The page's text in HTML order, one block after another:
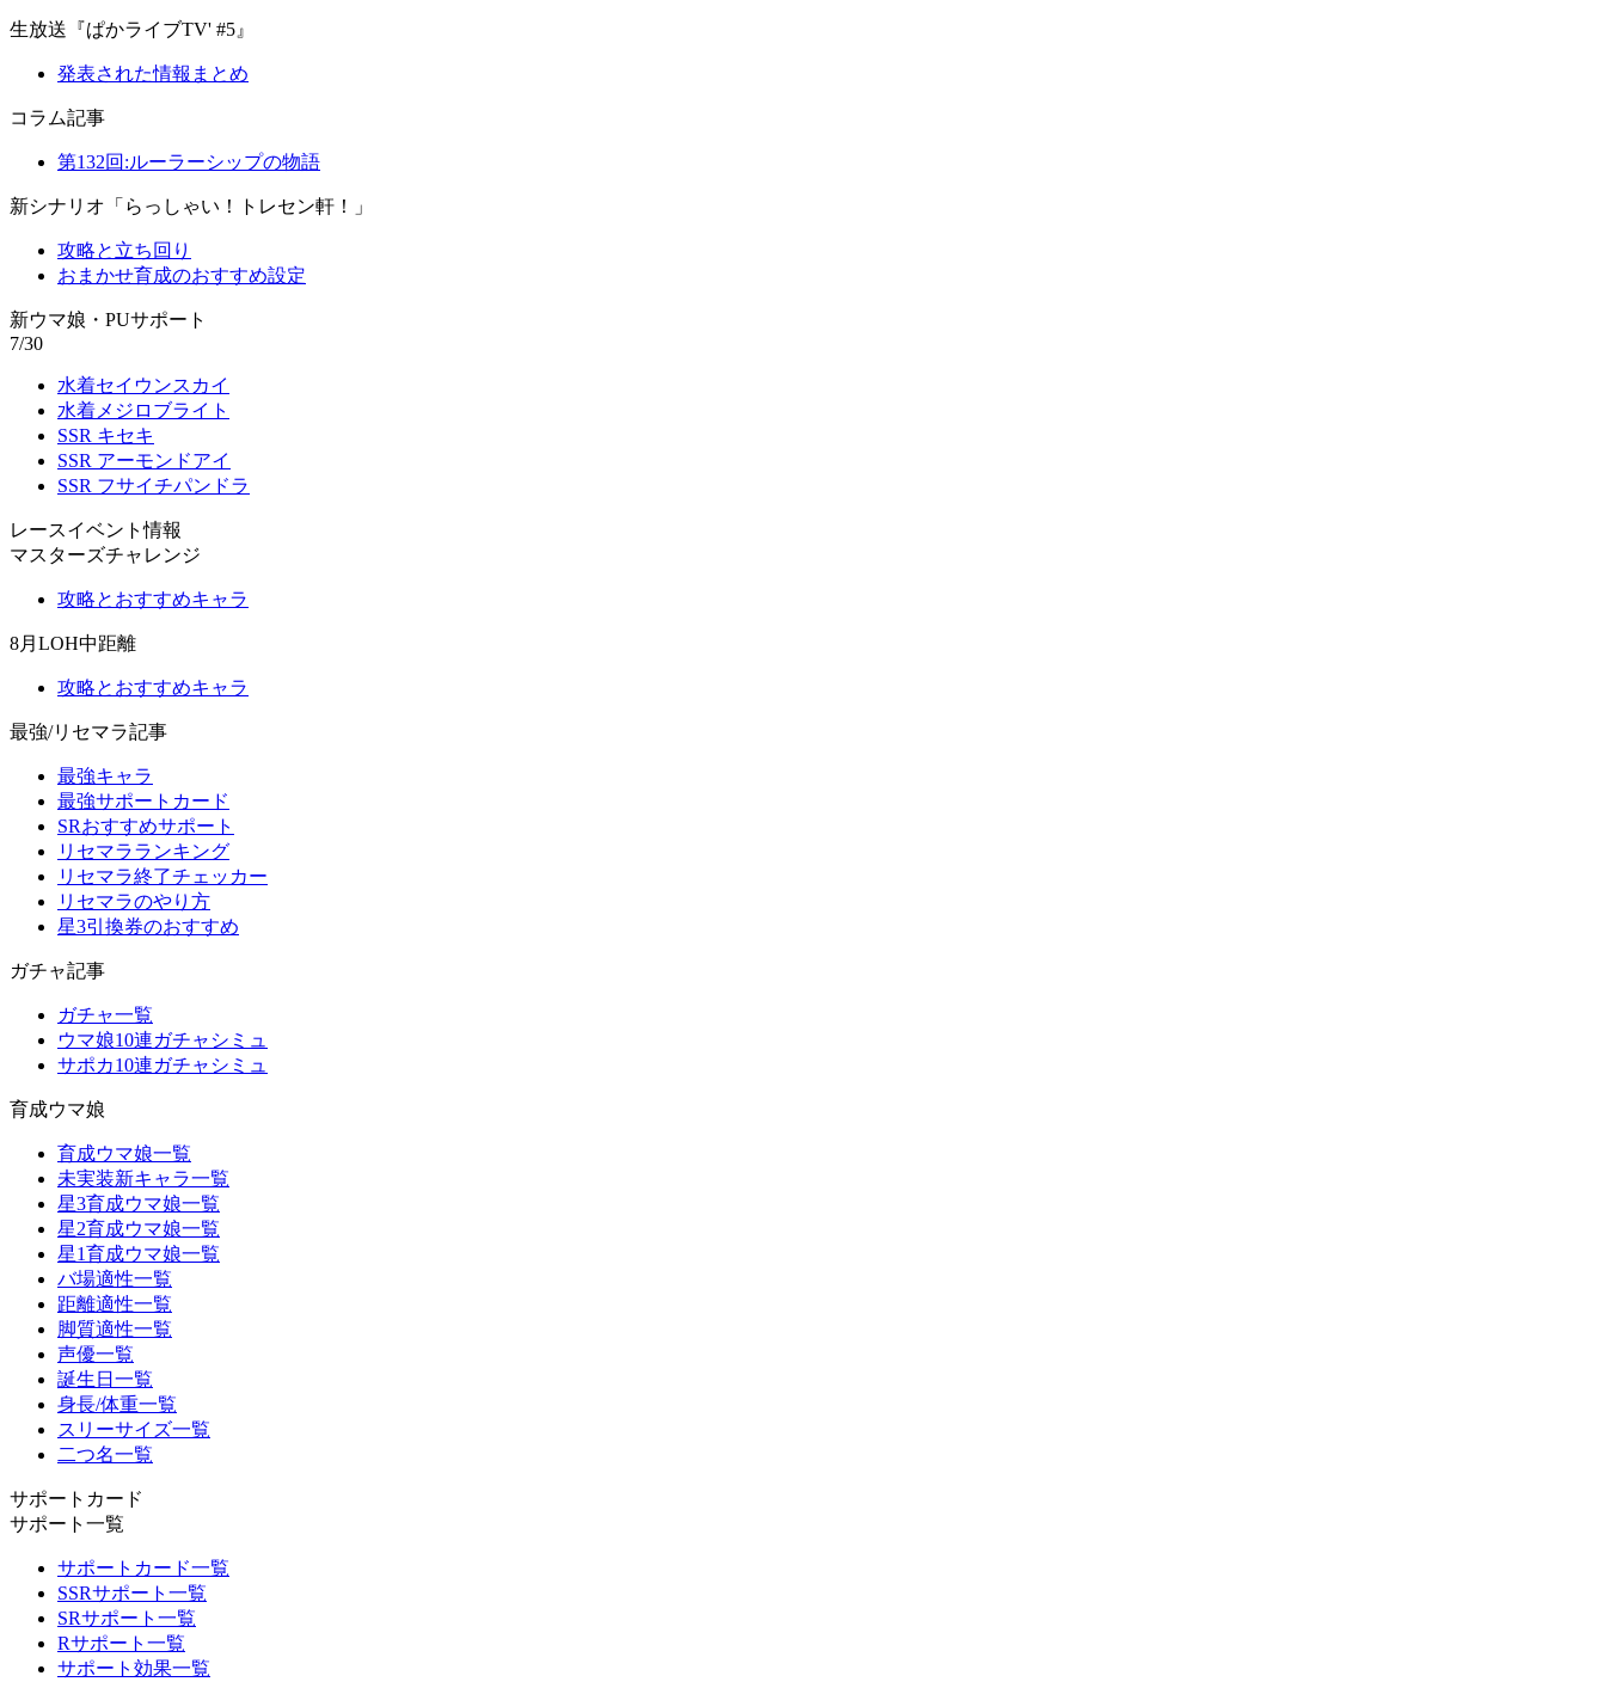
生放送『ぱかライブTV' #5』
発表された情報まとめ
コラム記事
第132回:ルーラーシップの物語
新シナリオ「らっしゃい！トレセン軒！」
攻略と立ち回り
おまかせ育成のおすすめ設定
新ウマ娘・PUサポート
7/30
水着セイウンスカイ
水着メジロブライト
SSR キセキ
SSR アーモンドアイ
SSR フサイチパンドラ
レースイベント情報
マスターズチャレンジ
攻略とおすすめキャラ
8月LOH中距離
攻略とおすすめキャラ
最強/リセマラ記事
最強キャラ
最強サポートカード
SRおすすめサポート
リセマラランキング
リセマラ終了チェッカー
リセマラのやり方
星3引換券のおすすめ
ガチャ記事
ガチャ一覧
ウマ娘10連ガチャシミュ
サポカ10連ガチャシミュ
育成ウマ娘
育成ウマ娘一覧
未実装新キャラ一覧
星3育成ウマ娘一覧
星2育成ウマ娘一覧
星1育成ウマ娘一覧
バ場適性一覧
距離適性一覧
脚質適性一覧
声優一覧
誕生日一覧
身長/体重一覧
スリーサイズ一覧
二つ名一覧
サポートカード
サポート一覧
サポートカード一覧
SSRサポート一覧
SRサポート一覧
Rサポート一覧
サポート効果一覧